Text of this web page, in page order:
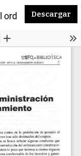
ordenamiento
Descargar